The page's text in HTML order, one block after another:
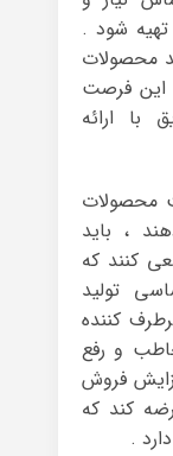
شود .
محصولات
این فرصت
با ارائه‌
محصولات
، باید
کنند که
تولید
کننده‌
و رفع
فروش
کند که
.